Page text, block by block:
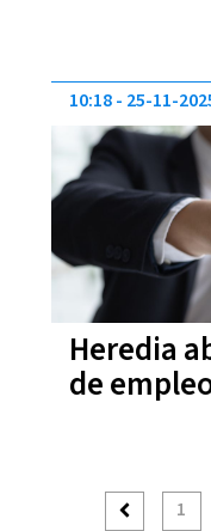
Heredia
de
10:18 25-11-
1